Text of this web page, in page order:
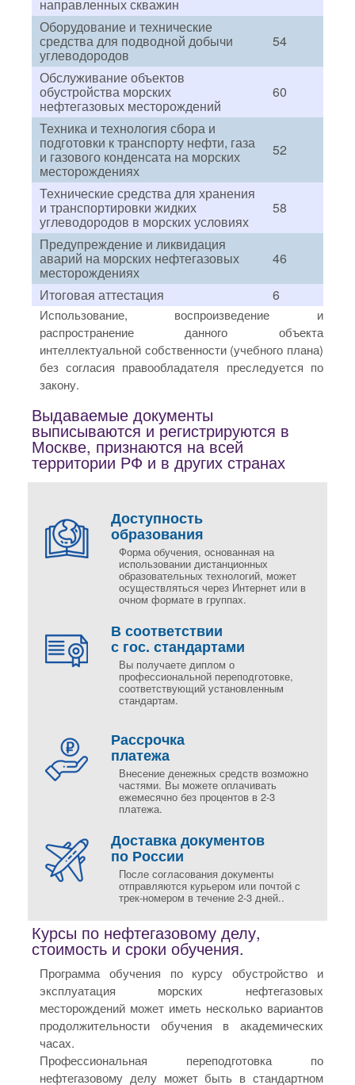
направленных скважин
Оборудование и технические
средства для подводной добычи
углеводородов
54
Обслуживание объектов
обустройства морских
нефтегазовых месторождений
60
Техника и технология сбора и
подготовки к транспорту нефти, газа
и газового конденсата на морских
месторождениях
52
Технические средства для хранения
и транспортировки жидких
углеводородов в морских условиях
58
Предупреждение и ликвидация
аварий на морских нефтегазовых
месторождениях
46
Итоговая аттестация
6
Использование, воспроизведение и
распространение данного объекта
интеллектуальной собственности (учебного плана)
без согласия правообладателя преследуется по
закону.
Выдаваемые документы
выписываются и регистрируются в
Москве, признаются на всей
территории РФ и в других странах
Доступность
образования
Форма обучения, основанная на
использовании дистанционных
образовательных технологий, может
осуществляться через Интернет или в
очном формате в группах.
В соответствии
с гос. стандартами
Вы получаете диплом о
профессиональной переподготовке,
соответствующий установленным
стандартам.
Рассрочка
платежа
Внесение денежных средств возможно
частями. Вы можете оплачивать
ежемесячно без процентов в 2-3
платежа.
Доставка документов
по России
После согласования документы
отправляются курьером или почтой с
трек-номером в течение 2-3 дней..
Курсы по нефтегазовому делу,
стоимость и сроки обучения.
Программа обучения по курсу обустройство и
эксплуатация морских нефтегазовых
месторождений может иметь несколько вариантов
продолжительности обучения в академических
часах.
Профессиональная переподготовка по
нефтегазовому делу может быть в стандартном